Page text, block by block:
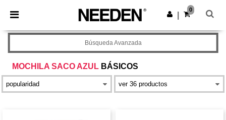
× App de Needen
¡Mejores precios en app!
Descargar app
0
MOCHILA SACO AZUL BÁSICOS
Búsqueda Avanzada